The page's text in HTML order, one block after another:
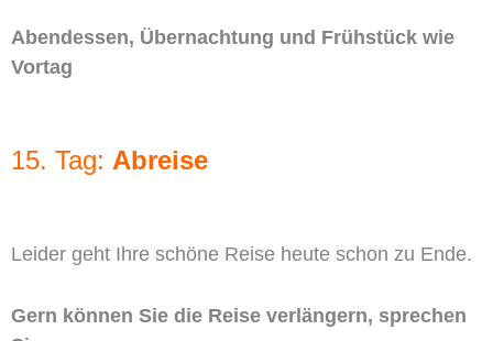
Abendessen, Übernachtung und Frühstück wie
Vortag
15. Tag: Abreise
Leider geht Ihre schöne Reise heute schon zu Ende.
Gern können Sie die Reise verlängern, sprechen